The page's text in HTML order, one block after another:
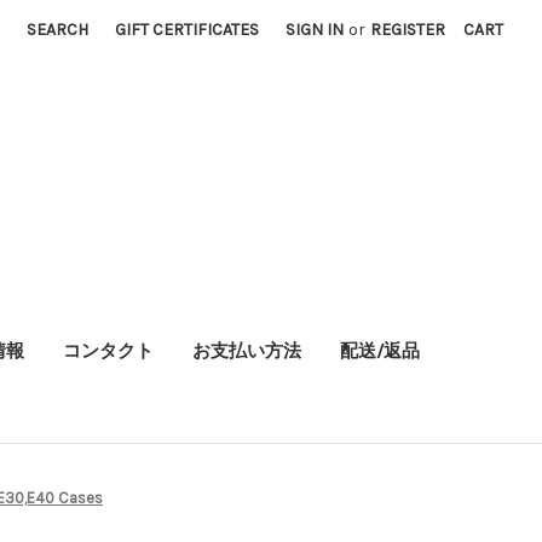
SEARCH GIFT CERTIFICATES SIGN IN or REGISTER CART
報 コンタクト お支払い方法 配送/返品
Cases